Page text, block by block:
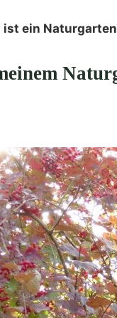
ist ein